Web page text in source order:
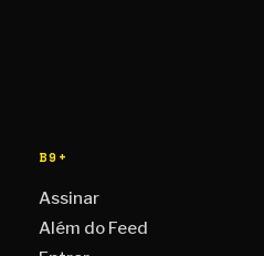
B9+
Assinar
Além do Feed